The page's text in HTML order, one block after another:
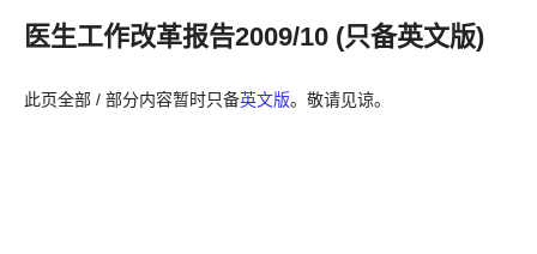
医生工作改革报告2009/10 (只备英文版)
此页全部 / 部分内容暂时只备英文版。敬请见谅。